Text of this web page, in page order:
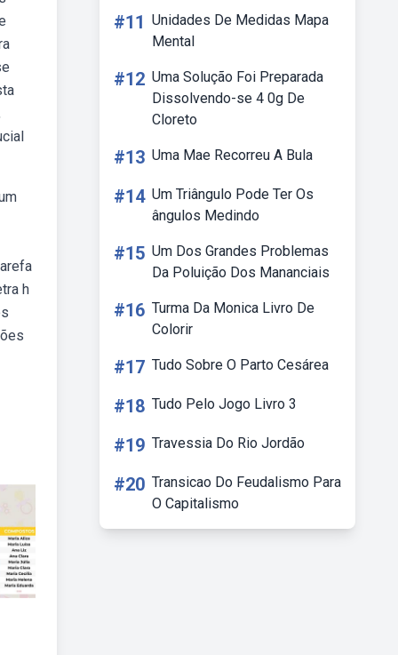
h
#11 Unidades De Medidas Mapa
Mental
#12 Uma Solução Foi Preparada
Dissolvendo-se 4 0g De
Cloreto
#13 Uma Mae Recorreu A Bula
#14 Um Triângulo Pode Ter Os
ângulos Medindo
#15 Um Dos Grandes Problemas
Da Poluição Dos Mananciais
#16 Turma Da Monica Livro De
Colorir
#17 Tudo Sobre O Parto Cesárea
#18 Tudo Pelo Jogo Livro 3
#19 Travessia Do Rio Jordão
#20 Transicao Do Feudalismo Para
O Capitalismo